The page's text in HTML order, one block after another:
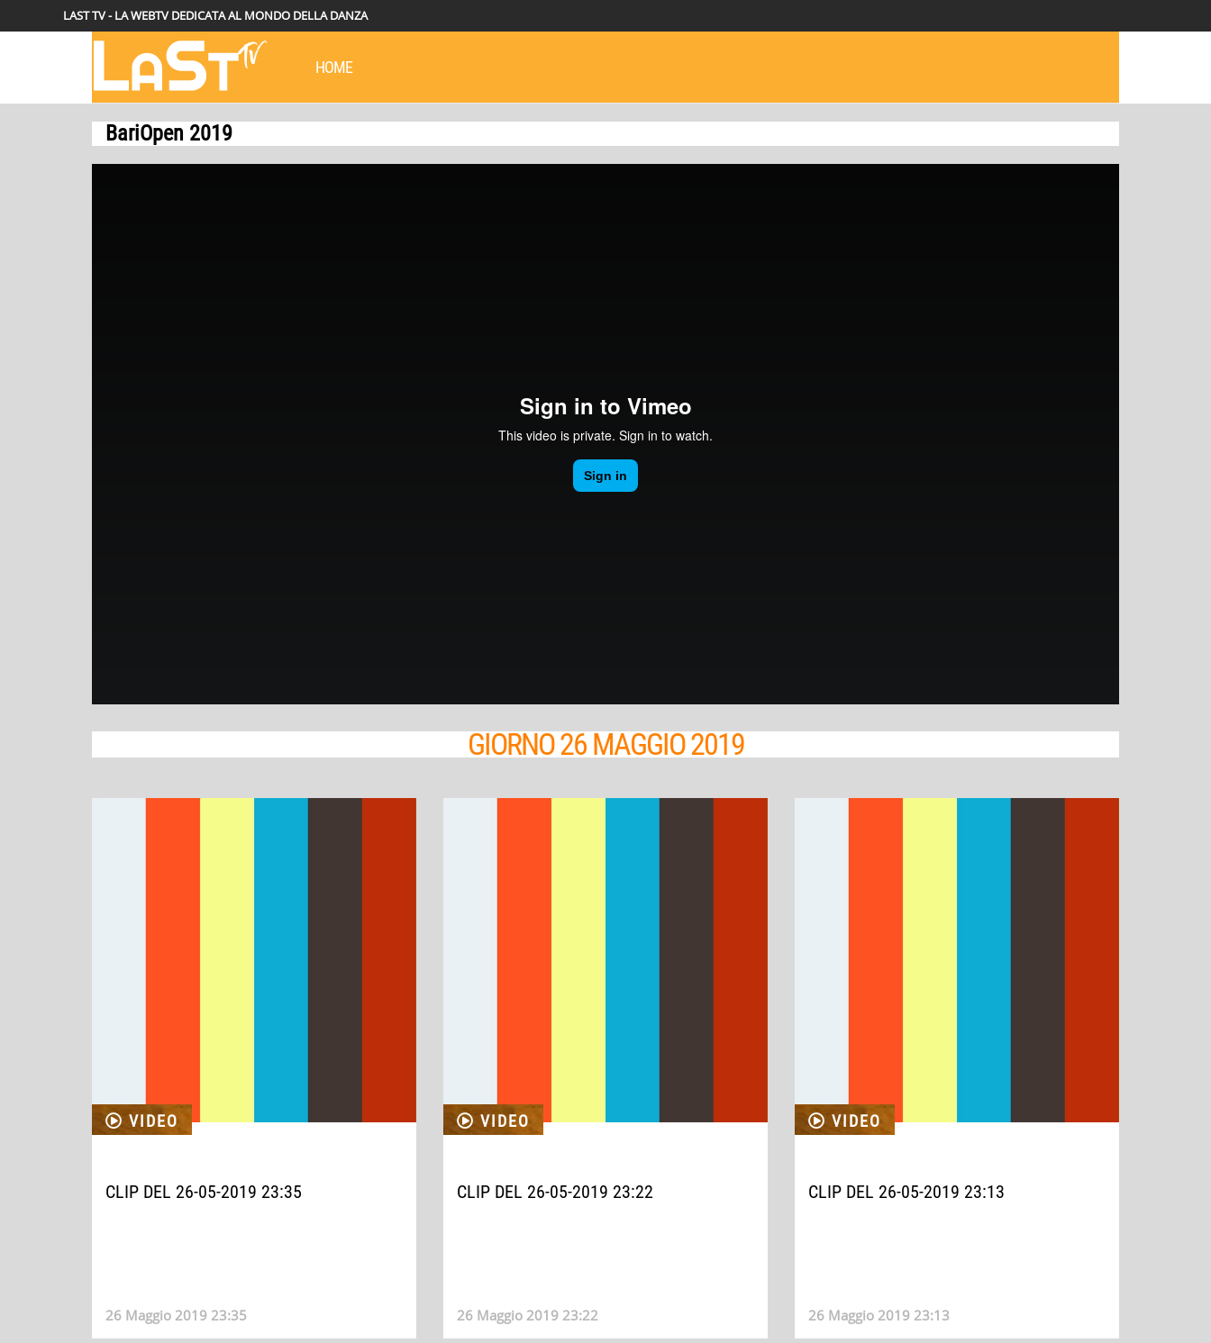
LAST TV - LA WEBTV DEDICATA AL MONDO DELLA DANZA
HOME
BariOpen 2019
GIORNO 26 MAGGIO 2019
VIDEO
CLIP DEL 26-05-2019 23:35
26 Maggio 2019 23:35
VIDEO
CLIP DEL 26-05-2019 23:22
26 Maggio 2019 23:22
VIDEO
CLIP DEL 26-05-2019 23:13
26 Maggio 2019 23:13